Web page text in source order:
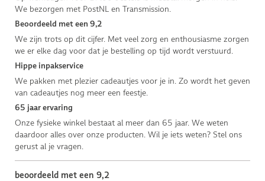
We bezorgen met PostNL en Transmission.
Beoordeeld met een 9,2
We zijn trots op dit cijfer. Met veel zorg en enthousiasme zorgen
we er elke dag voor dat je bestelling op tijd wordt verstuurd.
Hippe inpakservice
We pakken met plezier cadeautjes voor je in. Zo wordt het geven
van cadeautjes nog meer een feestje.
65 jaar ervaring
Onze fysieke winkel bestaat al meer dan 65 jaar. We weten
daardoor alles over onze producten. Wil je iets weten? Stel ons
gerust al je vragen.
beoordeeld met een 9,2